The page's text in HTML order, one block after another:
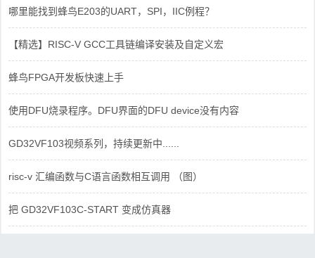
哪里能找到蜂鸟E203的UART，SPI，IIC例程？
【精选】RISC-V GCC工具链编译安装及自定义宏
蜂鸟FPGA开发板快速上手
使用DFU烧录程序。DFU界面的DFU device没有内容
GD32VF103视频系列，持续更新中......
risc-v 汇编函数与C语言函数相互调用 （图）
把 GD32VF103C-START 变成仿真器